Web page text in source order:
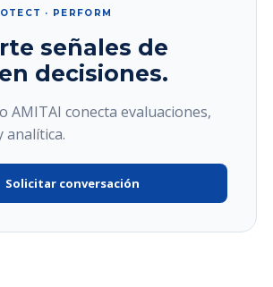
· PERFORM
señales de
decisiones.
AMITAI conecta evaluaciones,
analítica.
Solicitar conversación